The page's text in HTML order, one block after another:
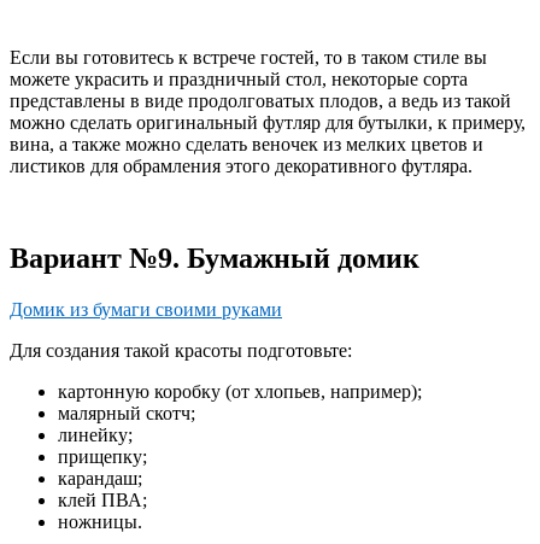
Если вы готовитесь к встрече гостей, то в таком стиле вы
можете украсить и праздничный стол, некоторые сорта
представлены в виде продолговатых плодов, а ведь из такой
можно сделать оригинальный футляр для бутылки, к примеру,
вина, а также можно сделать веночек из мелких цветов и
листиков для обрамления этого декоративного футляра.
Вариант №9. Бумажный домик
Домик из бумаги своими руками
Для создания такой красоты подготовьте:
картонную коробку (от хлопьев, например);
малярный скотч;
линейку;
прищепку;
карандаш;
клей ПВА;
ножницы.